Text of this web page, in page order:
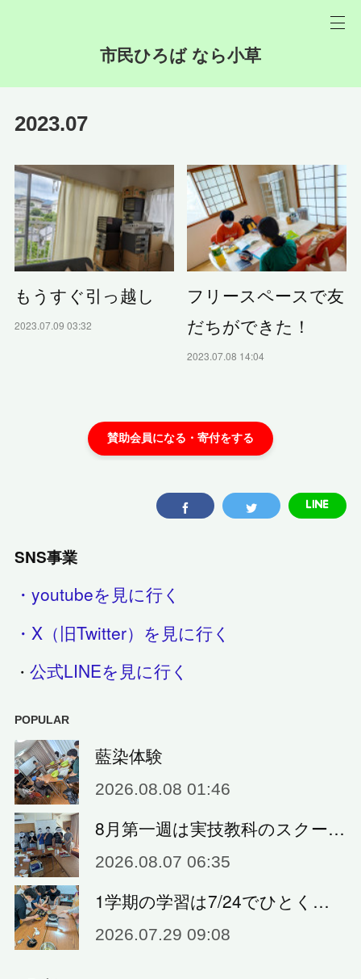
市民ひろば なら小草
2023.07
もうすぐ引っ越し
2023.07.09 03:32
フリースペースで友
だちができた！
2023.07.08 14:04
SNS事業
・youtubeを見に行く
・X（旧Twitter）を見に行く
・公式LINEを見に行く
POPULAR
藍染体験
2026.08.08 01:46
8月第一週は実技教科のスクー…
2026.08.07 06:35
1学期の学習は7/24でひとく…
2026.07.29 09:08